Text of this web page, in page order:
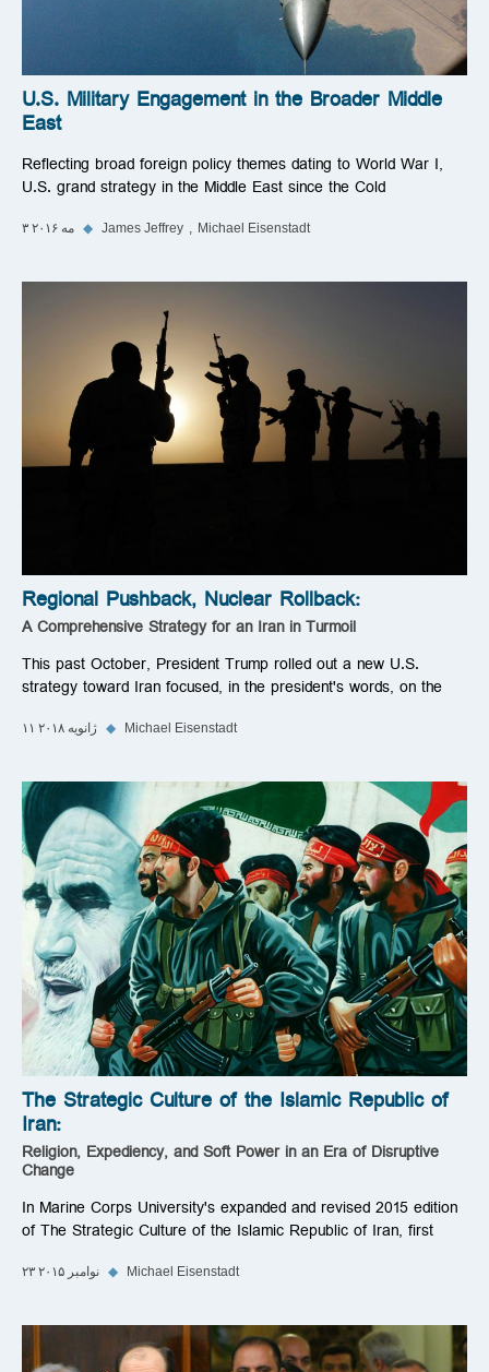
U.S. Military Engagement in the Broader Middle
East
Reflecting broad foreign policy themes dating to World War I,
U.S. grand strategy in the Middle East since the Cold
۳ مه ۲۰۱۶ ◆ James Jeffrey Michael Eisenstadt
Regional Pushback, Nuclear Rollback:
A Comprehensive Strategy for an Iran in Turmoil
This past October, President Trump rolled out a new U.S.
strategy toward Iran focused, in the president's words, on the
۱۱ ژانویه ۲۰۱۸ ◆ Michael Eisenstadt
The Strategic Culture of the Islamic Republic of
Iran:
Religion, Expediency, and Soft Power in an Era of Disruptive
Change
In Marine Corps University's expanded and revised 2015 edition
of The Strategic Culture of the Islamic Republic of Iran, first
۲۳ نوامبر ۲۰۱۵ ◆ Michael Eisenstadt